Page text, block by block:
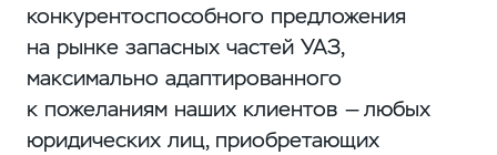
конкурентоспособного предложения
на рынке запасных частей УАЗ,
максимально адаптированного
к пожеланиям наших клиентов — любых
юридических лиц, приобретающих